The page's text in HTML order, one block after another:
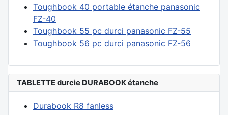
Toughbook 40 portable étanche panasonic
FZ-40
Toughbook 55 pc durci panasonic FZ-55
Toughbook 56 pc durci panasonic FZ-56
TABLETTE durcie DURABOOK étanche
Durabook R8 fanless